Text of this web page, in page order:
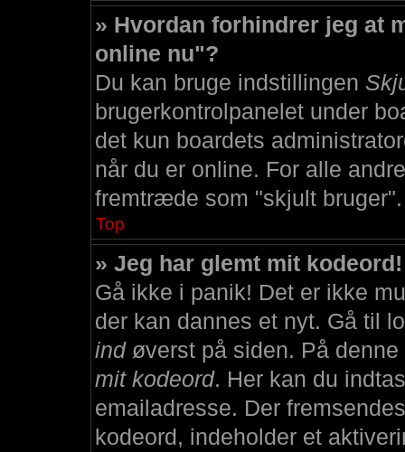
» Hvordan forhindrer jeg at
online nu"?
Du kan bruge indstillingen
brugerkontrolpanelet under
det kun boardets
når du er online. For alle
fremtræde som "skjult bruger".
Top
» Jeg har glemt mit kodeord!
Gå ikke i panik! Det er ikke
der kan dannes et nyt. Gå til
indøverst på siden. På
mit kodeord. Her kan du
emailadresse. Der
kodeord, indeholder et